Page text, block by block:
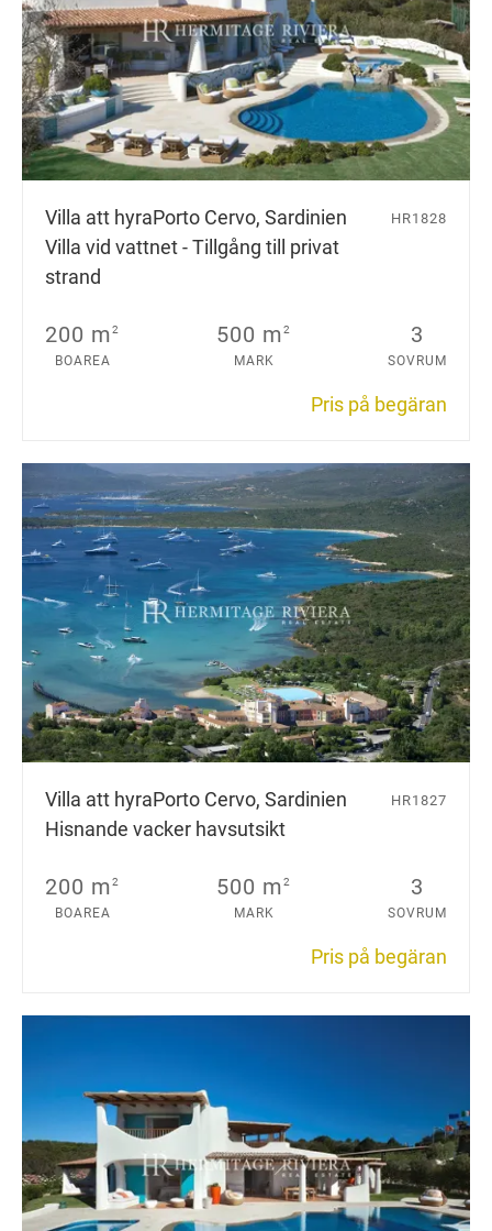
Villa att hyraPorto Cervo, Sardinien
Villa vid vattnet - Tillgång till privat
strand
HR1828
200 m2
BOAREA
500 m2
MARK
3
SOVRUM
Pris på begäran
Villa att hyraPorto Cervo, Sardinien
Hisnande vacker havsutsikt
HR1827
200 m2
BOAREA
500 m2
MARK
3
SOVRUM
Pris på begäran